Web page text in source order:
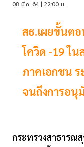
08 มี.ค. 64 | 22:00 น.
สธ.เผยขั้นต
โควิด -19 ใ
ภาคเอกชน
จนถึงการอนุ
กระทรวงสาธารณ